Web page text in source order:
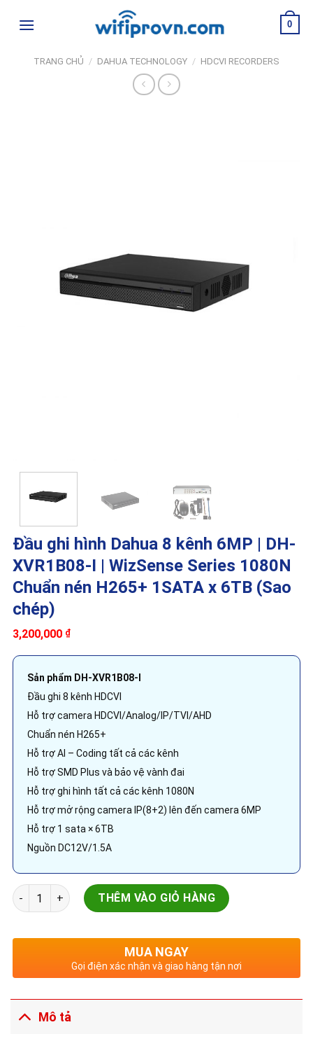
0
TRANG CHỦ / DAHUA TECHNOLOGY / HDCVI RECORDERS
Đầu ghi hình Dahua 8 kênh 6MP | DH-
XVR1B08-I | WizSense Series 1080N
Chuẩn nén H265+ 1SATA x 6TB (Sao
chép)
3,200,000 ₫
Sản phẩm DH-XVR1B08-I
Đầu ghi 8 kênh HDCVI
Hỗ trợ camera HDCVI/Analog/IP/TVI/AHD
Chuẩn nén H265+
Hỗ trợ AI – Coding tất cả các kênh
Hỗ trợ SMD Plus và bảo vệ vành đai
Hỗ trợ ghi hình tất cả các kênh 1080N
Hỗ trợ mở rộng camera IP(8+2) lên đến camera 6MP
Hỗ trợ 1 sata × 6TB
Nguồn DC12V/1.5A
Đầu ghi hình Dahua 8 kênh 6MP | DH-XVR1B08-I | WizSense
THÊM VÀO GIỎ HÀNG
MUA NGAY
Gọi điện xác nhận và giao hàng tận nơi
Mô tả